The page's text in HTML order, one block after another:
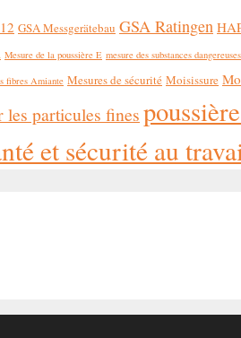
GSA Messgerätebau GSA Ratingen
Mesure de la poussière E mesure des substances dangereuses
fibres Amiante Mesures de sécurité Moisissure
particules fines
et sécurité au